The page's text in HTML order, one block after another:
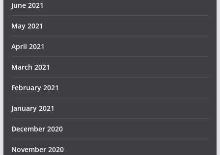
June 2021
May 2021
April 2021
March 2021
February 2021
January 2021
December 2020
November 2020